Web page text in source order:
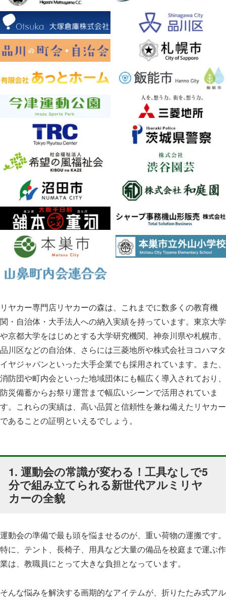
リヤカー専門店リヤカーの森は、これまでに数多くの教育機
関・自治体・大手法人への納入実績を持っています。東京大学
や京都大学をはじめとする大学研究機関、神奈川県や札幌市、
品川区などの自治体、さらには三菱地所や株式会社ヨコハマタ
イヤジャパンといった大手企業でも採用されています。また、
消防団や町内会といった地域団体にも幅広く導入されており、
防災備蓄からお祭り運営まで幅広いシーンで活用されていま
す。これらの実績は、高い品質と信頼性を兼ね備えたリヤカー
であることの証明といえるでしょう。
1. 運動会の常識が変わる！工具なしで5
分で組み立てられる新世代アルミリヤ
カーの全貌
運動会の準備で最も頭を悩ませるのが、重い荷物の運搬です。
特に、テント、長椅子、用具など大量の備品を校庭まで運ぶ作
業は、教職員にとって大きな負担となっています。
そんな悩みを解決する画期的なアイテムが、折りたたみ式アル